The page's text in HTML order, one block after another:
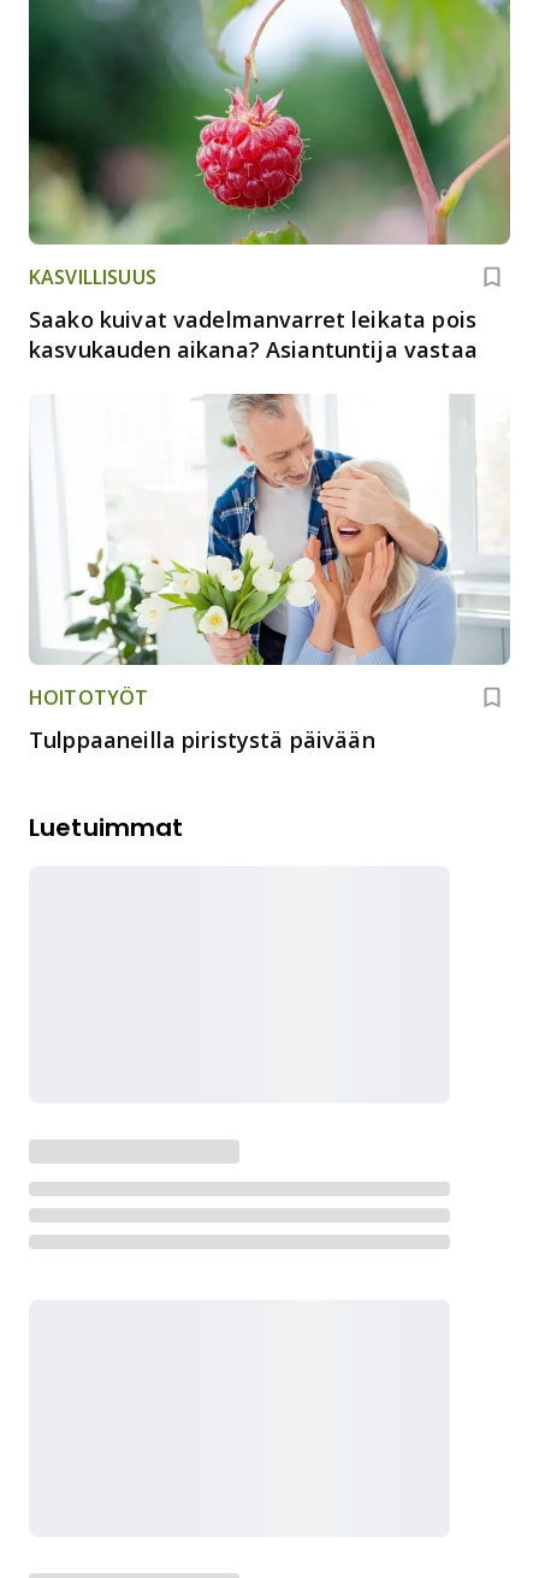
KASVILLISUUS
Saako kuivat vadelmanvarret leikata pois
kasvukauden aikana? Asiantuntija vastaa
HOITOTYÖT
Tulppaaneilla piristystä päivään
Luetuimmat